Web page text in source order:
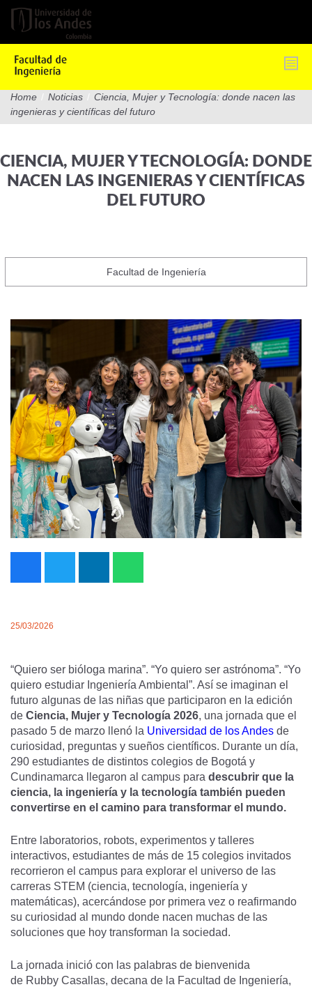
Pasar
contenido
Home / Noticias / Ciencia, Mujer y Tecnología: donde nacen las
ingenieras y científicas del futuro
CIENCIA, MUJER Y TECNOLOGÍA: DONDE
NACEN LAS INGENIERAS Y CIENTÍFICAS
DEL FUTURO
Facultad de Ingeniería
25/03/2026
“Quiero ser bióloga marina”. “Yo quiero ser astrónoma”. “Yo
quiero estudiar Ingeniería Ambiental”. Así se imaginan el
futuro algunas de las niñas que participaron en la edición
de Ciencia, Mujer y Tecnología 2026, una jornada que el
pasado 5 de marzo llenó la Universidad de los Andes de
curiosidad, preguntas y sueños científicos. Durante un día,
290 estudiantes de distintos colegios de Bogotá y
Cundinamarca llegaron al campus para descubrir que la
ciencia, la ingeniería y la tecnología también pueden
convertirse en el camino para transformar el mundo.
Entre laboratorios, robots, experimentos y talleres
interactivos, estudiantes de más de 15 colegios invitados
recorrieron el campus para explorar el universo de las
carreras STEM (ciencia, tecnología, ingeniería y
matemáticas), acercándose por primera vez o reafirmando
su curiosidad al mundo donde nacen muchas de las
soluciones que hoy transforman la sociedad.
La jornada inició con las palabras de bienvenida
de Rubby Casallas, decana de la Facultad de Ingeniería,